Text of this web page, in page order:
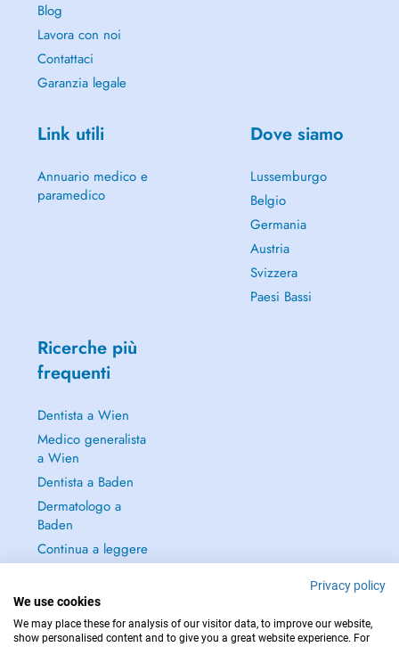
Blog
Lavora con noi
Contattaci
Garanzia legale
Link utili
Annuario medico e
paramedico
Dove siamo
Lussemburgo
Belgio
Germania
Austria
Svizzera
Paesi Bassi
Ricerche più
frequenti
Dentista a Wien
Medico generalista
a Wien
Dentista a Baden
Dermatologo a
Baden
Continua a leggere
→
Privacy policy
We use cookies
We may place these for analysis of our visitor data, to improve our website,
show personalised content and to give you a great website experience. For